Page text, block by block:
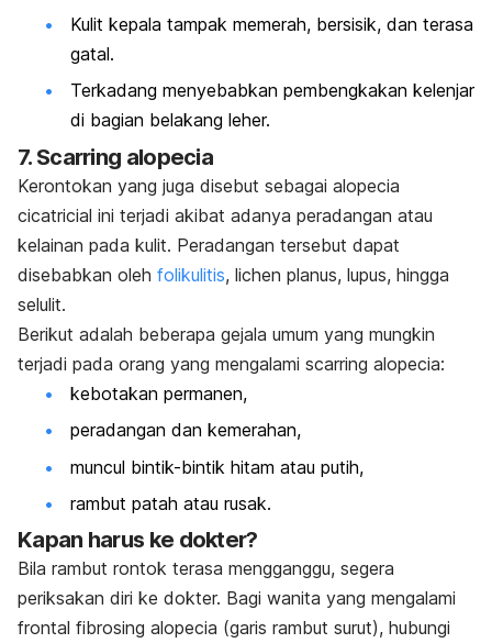
Kulit kepala tampak memerah, bersisik, dan terasa
gatal.
Terkadang menyebabkan pembengkakan kelenjar
di bagian belakang leher.
7. Scarring alopecia
Kerontokan yang juga disebut sebagai alopecia
cicatricial ini terjadi akibat adanya peradangan atau
kelainan pada kulit. Peradangan tersebut dapat
disebabkan oleh folikulitis, lichen planus, lupus, hingga
selulit.
Berikut adalah beberapa gejala umum yang mungkin
terjadi pada orang yang mengalami scarring alopecia:
kebotakan permanen,
peradangan dan kemerahan,
muncul bintik-bintik hitam atau putih,
rambut patah atau rusak.
Kapan harus ke dokter?
Bila rambut rontok terasa mengganggu, segera
periksakan diri ke dokter. Bagi wanita yang mengalami
frontal fibrosing alopecia (garis rambut surut), hubungi